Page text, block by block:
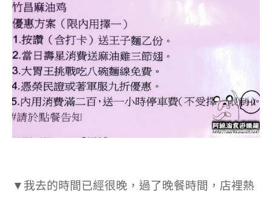
▼我去的時間已經很晚，過了晚餐時間，店裡熱